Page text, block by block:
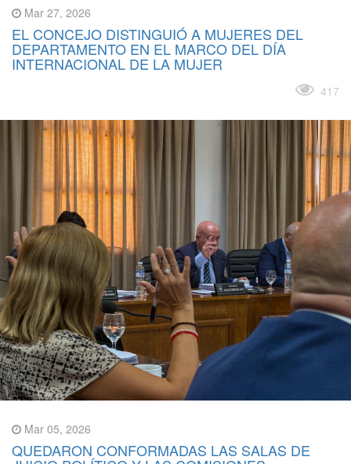
Mar 27, 2026
EL CONCEJO DISTINGUIÓ A MUJERES DEL
DEPARTAMENTO EN EL MARCO DEL DÍA
INTERNACIONAL DE LA MUJER
417
Mar 05, 2026
QUEDARON CONFORMADAS LAS SALAS DE